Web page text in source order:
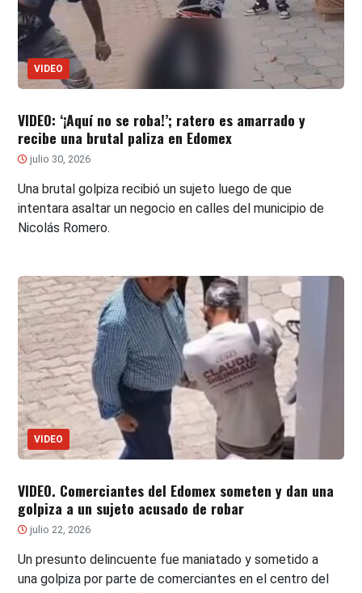
VIDEO
VIDEO: ‘¡Aquí no se roba!’; ratero es amarrado y
recibe una brutal paliza en Edomex
julio 30, 2026
Una brutal golpiza recibió un sujeto luego de que
intentara asaltar un negocio en calles del municipio de
Nicolás Romero.
VIDEO
VIDEO. Comerciantes del Edomex someten y dan una
golpiza a un sujeto acusado de robar
julio 22, 2026
Un presunto delincuente fue maniatado y sometido a
una golpiza por parte de comerciantes en el centro del